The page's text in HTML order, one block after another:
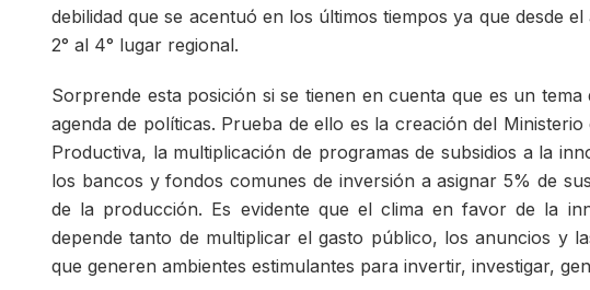
debilidad que se acentuó en los últimos tiempos ya que desde
2° al 4° lugar regional.
Sorprende esta posición si se tienen en cuenta que es un
agenda de políticas. Prueba de ello es la creación del
Productiva, la multiplicación de programas de subsidios a la
los bancos y fondos comunes de inversión a asignar 5% de
de la producción. Es evidente que el clima en favor de la
depende tanto de multiplicar el gasto público, los anuncios y
que generen ambientes estimulantes para invertir, investigar,